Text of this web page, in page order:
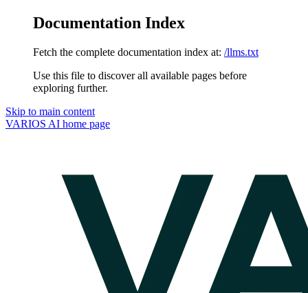
Documentation Index
Fetch the complete documentation index at: /llms.txt
Use this file to discover all available pages before
exploring further.
Skip to main content
VARIOS AI home page